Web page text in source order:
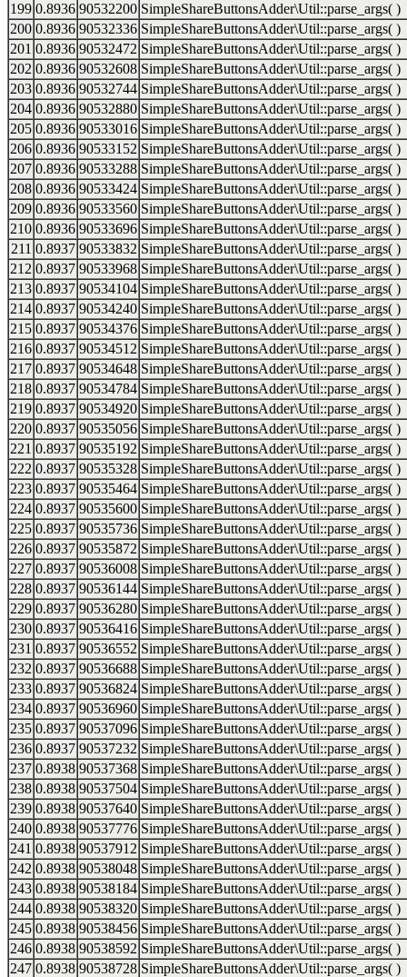
199 0.8936 90532200 SimpleShareButtonsAdder\Util::parse_args( )
200 0.8936 90532336 SimpleShareButtonsAdder\Util::parse_args( )
201 0.8936 90532472 SimpleShareButtonsAdder\Util::parse_args( )
202 0.8936 90532608 SimpleShareButtonsAdder\Util::parse_args( )
203 0.8936 90532744 SimpleShareButtonsAdder\Util::parse_args( )
204 0.8936 90532880 SimpleShareButtonsAdder\Util::parse_args( )
205 0.8936 90533016 SimpleShareButtonsAdder\Util::parse_args( )
206 0.8936 90533152 SimpleShareButtonsAdder\Util::parse_args( )
207 0.8936 90533288 SimpleShareButtonsAdder\Util::parse_args( )
208 0.8936 90533424 SimpleShareButtonsAdder\Util::parse_args( )
209 0.8936 90533560 SimpleShareButtonsAdder\Util::parse_args( )
210 0.8936 90533696 SimpleShareButtonsAdder\Util::parse_args( )
211 0.8937 90533832 SimpleShareButtonsAdder\Util::parse_args( )
212 0.8937 90533968 SimpleShareButtonsAdder\Util::parse_args( )
213 0.8937 90534104 SimpleShareButtonsAdder\Util::parse_args( )
214 0.8937 90534240 SimpleShareButtonsAdder\Util::parse_args( )
215 0.8937 90534376 SimpleShareButtonsAdder\Util::parse_args( )
216 0.8937 90534512 SimpleShareButtonsAdder\Util::parse_args( )
217 0.8937 90534648 SimpleShareButtonsAdder\Util::parse_args( )
218 0.8937 90534784 SimpleShareButtonsAdder\Util::parse_args( )
219 0.8937 90534920 SimpleShareButtonsAdder\Util::parse_args( )
220 0.8937 90535056 SimpleShareButtonsAdder\Util::parse_args( )
221 0.8937 90535192 SimpleShareButtonsAdder\Util::parse_args( )
222 0.8937 90535328 SimpleShareButtonsAdder\Util::parse_args( )
223 0.8937 90535464 SimpleShareButtonsAdder\Util::parse_args( )
224 0.8937 90535600 SimpleShareButtonsAdder\Util::parse_args( )
225 0.8937 90535736 SimpleShareButtonsAdder\Util::parse_args( )
226 0.8937 90535872 SimpleShareButtonsAdder\Util::parse_args( )
227 0.8937 90536008 SimpleShareButtonsAdder\Util::parse_args( )
228 0.8937 90536144 SimpleShareButtonsAdder\Util::parse_args( )
229 0.8937 90536280 SimpleShareButtonsAdder\Util::parse_args( )
230 0.8937 90536416 SimpleShareButtonsAdder\Util::parse_args( )
231 0.8937 90536552 SimpleShareButtonsAdder\Util::parse_args( )
232 0.8937 90536688 SimpleShareButtonsAdder\Util::parse_args( )
233 0.8937 90536824 SimpleShareButtonsAdder\Util::parse_args( )
234 0.8937 90536960 SimpleShareButtonsAdder\Util::parse_args( )
235 0.8937 90537096 SimpleShareButtonsAdder\Util::parse_args( )
236 0.8937 90537232 SimpleShareButtonsAdder\Util::parse_args( )
237 0.8938 90537368 SimpleShareButtonsAdder\Util::parse_args( )
238 0.8938 90537504 SimpleShareButtonsAdder\Util::parse_args( )
239 0.8938 90537640 SimpleShareButtonsAdder\Util::parse_args( )
240 0.8938 90537776 SimpleShareButtonsAdder\Util::parse_args( )
241 0.8938 90537912 SimpleShareButtonsAdder\Util::parse_args( )
242 0.8938 90538048 SimpleShareButtonsAdder\Util::parse_args( )
243 0.8938 90538184 SimpleShareButtonsAdder\Util::parse_args( )
244 0.8938 90538320 SimpleShareButtonsAdder\Util::parse_args( )
245 0.8938 90538456 SimpleShareButtonsAdder\Util::parse_args( )
246 0.8938 90538592 SimpleShareButtonsAdder\Util::parse_args( )
247 0.8938 90538728 SimpleShareButtonsAdder\Util::parse_args( )